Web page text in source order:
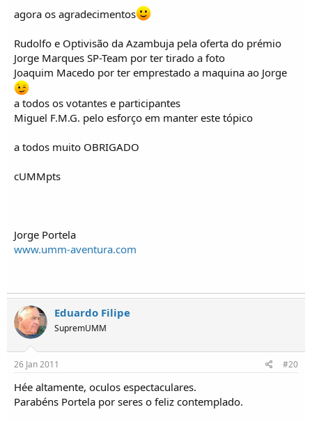
agora os agradecimentos
Rudolfo e Optivisão da Azambuja pela oferta do prémio
Jorge Marques SP-Team por ter tirado a foto
Joaquim Macedo por ter emprestado a maquina ao Jorge
a todos os votantes e participantes
Miguel F.M.G. pelo esforço em manter este tópico
a todos muito OBRIGADO
cUMMpts
Jorge Portela
www.umm-aventura.com
Eduardo Filipe
SupremUMM
26 Jan 2011 #20
Hée altamente, oculos espectaculares.
Parabéns Portela por seres o feliz contemplado.